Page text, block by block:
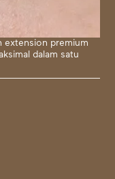
extension premium
dalam satu